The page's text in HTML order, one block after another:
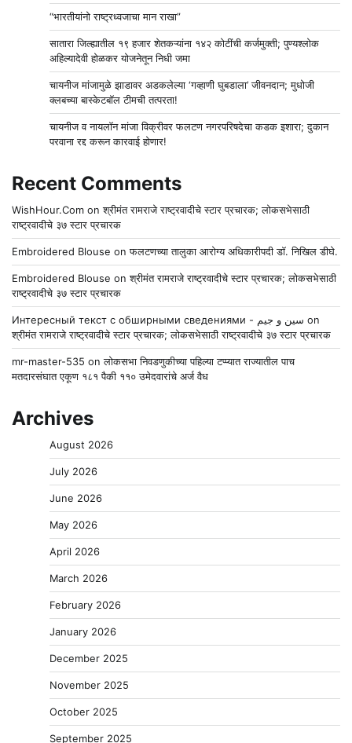
“भारतीयांनो राष्ट्रध्वजाचा मान राखा”
सातारा जिल्ह्यातील १९ हजार शेतकऱ्यांना १४२ कोटींची कर्जमुक्ती; पुण्यश्लोक
अहिल्यादेवी होळकर योजनेतून निधी जमा
चायनीज मांजामुळे झाडावर अडकलेल्या ‘गव्हाणी घुबडाला’ जीवनदान; मुधोजी
क्लबच्या बास्केटबॉल टीमची तत्परता!
चायनीज व नायलॉन मांजा विक्रीवर फलटण नगरपरिषदेचा कडक इशारा; दुकान
परवाना रद्द करून कारवाई होणार!
Recent Comments
WishHour.Com onश्रीमंत रामराजे राष्ट्रवादीचे स्टार प्रचारक; लोकसभेसाठी
राष्ट्रवादीचे ३७ स्टार प्रचारक
Embroidered Blouse onफलटणच्या तालुका आरोग्य अधिकारीपदी डॉ. निखिल डीघे.
Embroidered Blouse onश्रीमंत रामराजे राष्ट्रवादीचे स्टार प्रचारक; लोकसभेसाठी
राष्ट्रवादीचे ३७ स्टार प्रचारक
Интересный текст с обширными сведениями - سين و جيم on
श्रीमंत रामराजे राष्ट्रवादीचे स्टार प्रचारक; लोकसभेसाठी राष्ट्रवादीचे ३७ स्टार प्रचारक
mr-master-535 onलोकसभा निवडणुकीच्या पहिल्या टप्प्यात राज्यातील पाच
मतदारसंघात एकूण १८१ पैकी ११० उमेदवारांचे अर्ज वैध
Archives
August 2026
July 2026
June 2026
May 2026
April 2026
March 2026
February 2026
January 2026
December 2025
November 2025
October 2025
September 2025